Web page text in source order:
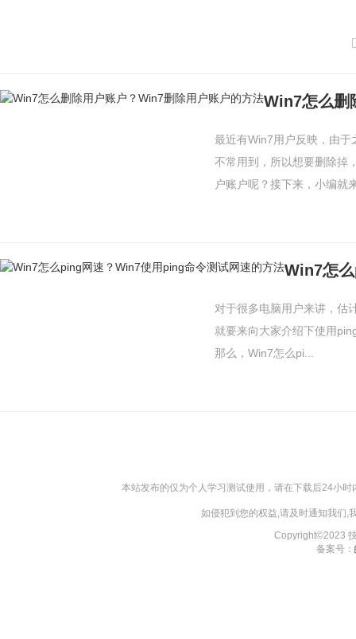
Win7怎么删
最近有Win7用户反映，由
不常用到，所以想要删除掉
户账户呢？接下来，小编就
对于很多电脑用户来讲，估
就要来向大家介绍下使用
那么，Win7怎么pi...
本站发布的仅为个人学习测试使用，请在下载后24小
如侵犯到您的权益,请及时通知我们,
Copyright©2023
备案号：